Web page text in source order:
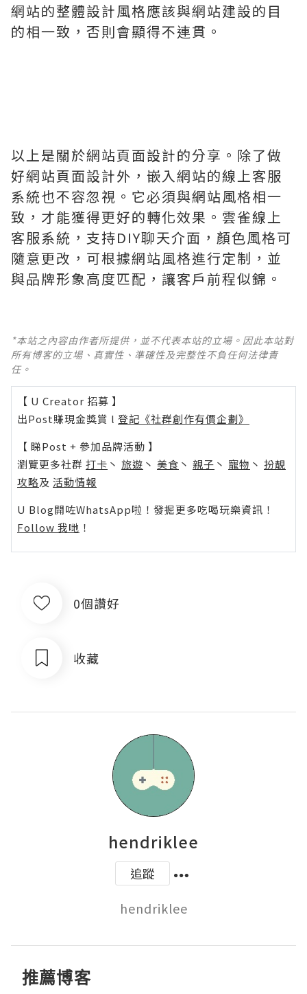
網站的整體設計風格應該與網站建設的目
的相一致，否則會顯得不連貫。
以上是關於網站頁面設計的分享。除了做
好網站頁面設計外，嵌入網站的線上客服
系統也不容忽視。它必須與網站風格相一
致，才能獲得更好的轉化效果。雲雀線上
客服系統，支持DIY聊天介面，顏色風格可
隨意更改，可根據網站風格進行定制，並
與品牌形象高度匹配，讓客戶前程似錦。
*本站之內容由作者所提供，並不代表本站的立場。因此本站對
所有博客的立場、真實性、準確性及完整性不負任何法律責
任。
【 U Creator 招募 】
出Post賺現金獎賞 l 登記《社群創作有價企劃》
【 睇Post + 參加品牌活動 】
瀏覽更多社群 打卡 丶 旅遊 丶 美食 丶 親子 丶 寵物 丶 扮靚
攻略及 活動情報
U Blog開咗WhatsApp啦！發掘更多吃喝玩樂資訊！
Follow 我哋 ！
0個讚好
收藏
hendriklee
追蹤
hendriklee
推薦博客